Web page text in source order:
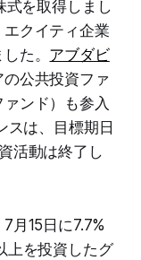
式を取得しまし
クイティ企業
た。 アブダビ
公共投資ファ
ンド）も参入
スは、目標期日
活動は終了し
月15日に7.7%
上を投資したグ